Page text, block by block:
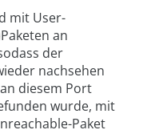
mit User-
an
der
nachsehen
diesem Port
wurde, mit
Paket